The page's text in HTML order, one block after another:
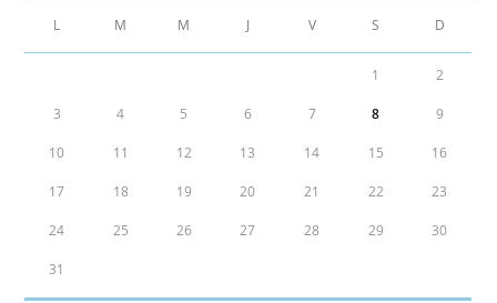
L M M J V S D
1 2
3 4 5 6 7 8 9
10 11 12 13 14 15 16
17 18 19 20 21 22 23
24 25 26 27 28 29 30
31